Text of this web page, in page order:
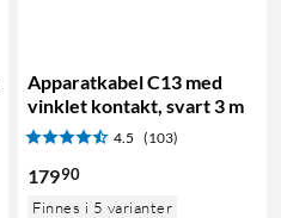
Apparatkabel C13 med
vinklet kontakt, svart 3 m
4.5 (103)
17990
Finnes i 5 varianter